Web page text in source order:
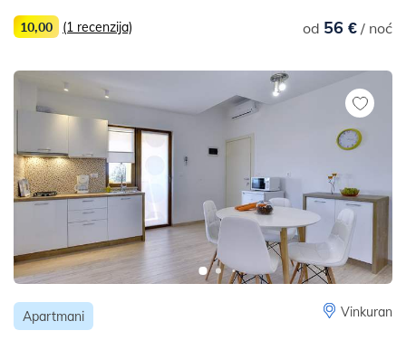
od 56 €/ noć
10,00 (1 recenzija)
Apartmani Vinkuran